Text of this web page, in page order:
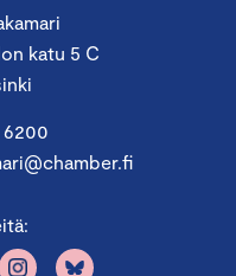
katu 5 C
6200